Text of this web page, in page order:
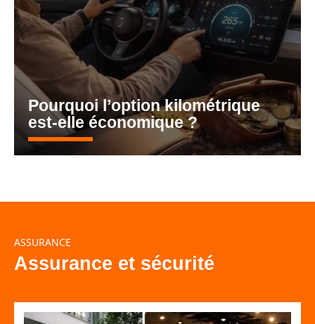
Pourquoi l’option kilométrique
est-elle économique ?
ASSURANCE
Assurance et sécurité